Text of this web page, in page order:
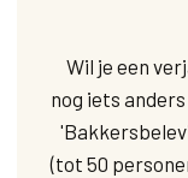
Wil je een
nog iets
(tot 50